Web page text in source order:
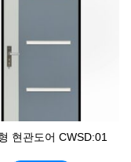
현관도어 CWSD:01